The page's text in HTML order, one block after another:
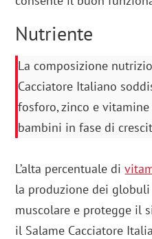
Nutriente
La composizione
Cacciatore Italiano
fosforo, zinco e
bambini in fase di
L’alta percentuale di
la produzione dei
muscolare e protegge il
il Salame Cacciatore